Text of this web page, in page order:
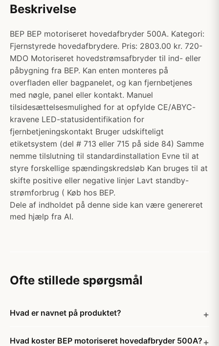
Beskrivelse
BEP BEP motoriseret hovedafbryder 500A. Kategori:
Fjernstyrede hovedafbrydere. Pris: 2803.00 kr. 720-
MDO Motoriseret hovedstrømsafbryder til ind- eller
påbygning fra BEP. Kan enten monteres på
overfladen eller bagpanelet, og kan fjernbetjenes
med nøgle, panel eller kontakt. Manuel
tilsidesættelsesmulighed for at opfylde CE/ABYC-
kravene LED-statusidentifikation for
fjernbetjeningskontakt Bruger udskifteligt
etiketsystem (del # 713 eller 715 på side 84) Samme
nemme tilslutning til standardinstallation Evne til at
styre forskellige spændingskredsløb Kan bruges til at
skifte positive eller negative linjer Lavt standby-
strømforbrug ( Køb hos BEP.
Dele af indholdet på denne side kan være genereret
med hjælp fra AI.
Ofte stillede spørgsmål
Hvad er navnet på produktet?
Hvad koster BEP motoriseret hovedafbryder 500A?